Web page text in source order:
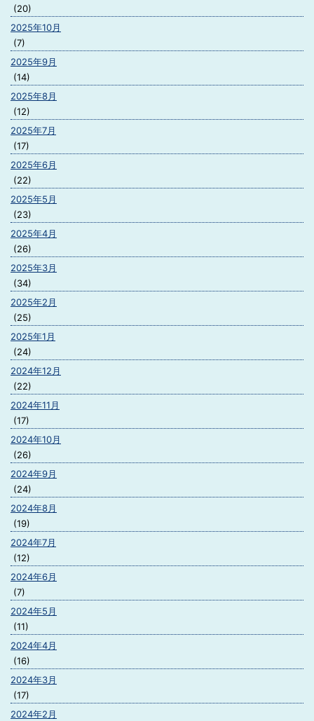
(20)
2025年10月
(7)
2025年9月
(14)
2025年8月
(12)
2025年7月
(17)
2025年6月
(22)
2025年5月
(23)
2025年4月
(26)
2025年3月
(34)
2025年2月
(25)
2025年1月
(24)
2024年12月
(22)
2024年11月
(17)
2024年10月
(26)
2024年9月
(24)
2024年8月
(19)
2024年7月
(12)
2024年6月
(7)
2024年5月
(11)
2024年4月
(16)
2024年3月
(17)
2024年2月